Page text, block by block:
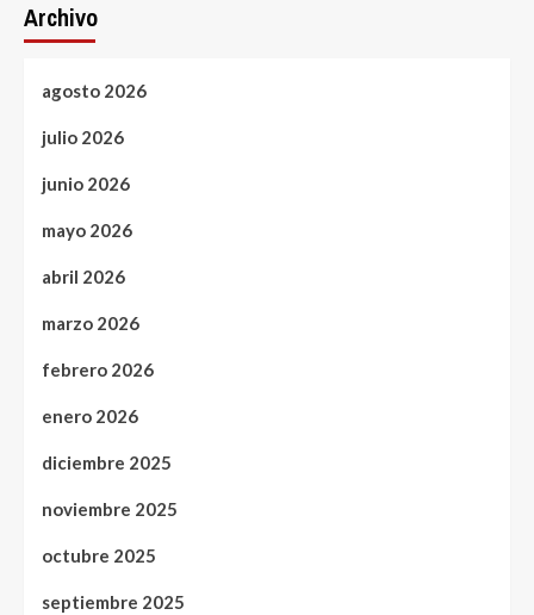
Archivo
agosto 2026
julio 2026
junio 2026
mayo 2026
abril 2026
marzo 2026
febrero 2026
enero 2026
diciembre 2025
noviembre 2025
octubre 2025
septiembre 2025